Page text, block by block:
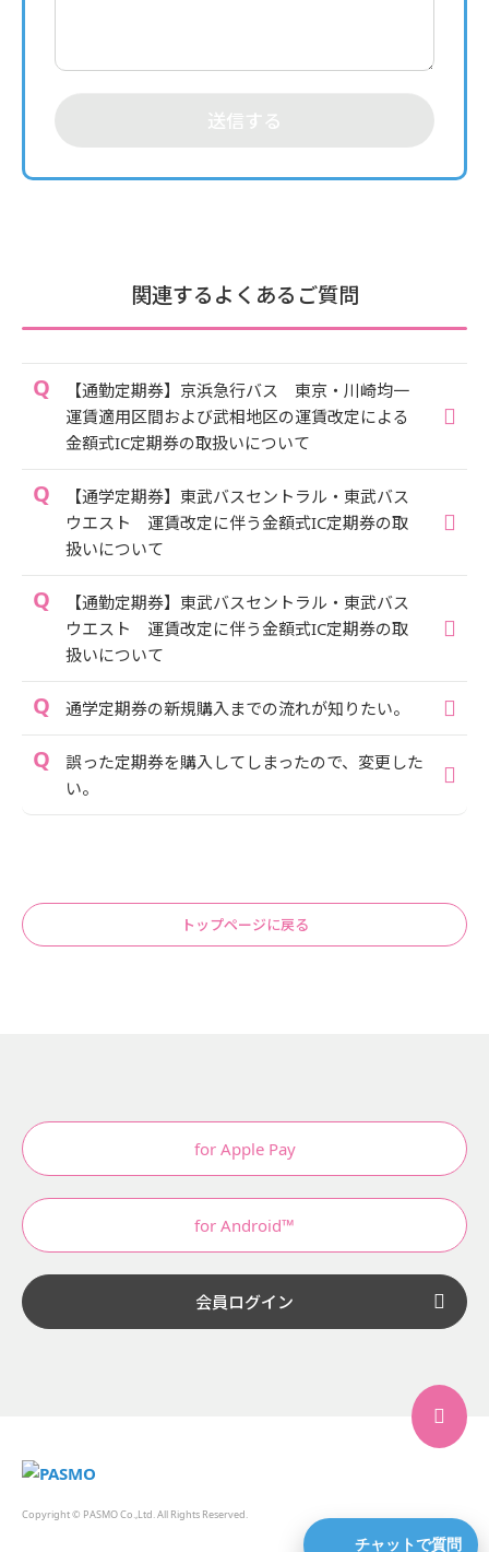
チャットで質問
送信する
関連するよくあるご質問
【通勤定期券】京浜急行バス 東京・川崎均一
運賃適用区間および武相地区の運賃改定による
金額式IC定期券の取扱いについて
【通学定期券】東武バスセントラル・東武バス
ウエスト 運賃改定に伴う金額式IC定期券の取
扱いについて
【通勤定期券】東武バスセントラル・東武バス
ウエスト 運賃改定に伴う金額式IC定期券の取
扱いについて
通学定期券の新規購入までの流れが知りたい。
誤った定期券を購入してしまったので、変更した
い。
トップページに戻る
for Apple Pay
for Android™
会員ログイン
Copyright © PASMO Co.,Ltd. All Rights Reserved.